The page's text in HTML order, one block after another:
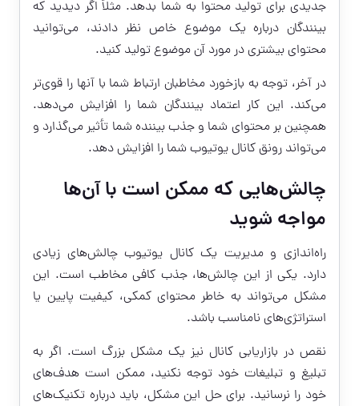
جدیدی برای تولید محتوا به شما بدهد. مثلاً اگر دیدید که
بینندگان درباره یک موضوع خاص نظر دادند، می‌توانید
محتوای بیشتری در مورد آن موضوع تولید کنید.
در آخر، توجه به بازخورد مخاطبان ارتباط شما با آنها را قوی‌تر
می‌کند. این کار اعتماد بینندگان شما را افزایش می‌دهد.
همچنین بر محتوای شما و جذب بیننده شما تأثیر می‌گذارد و
می‌تواند رونق کانال یوتیوب شما را افزایش دهد.
چالش‌هایی که ممکن است با آن‌ها
مواجه شوید
راه‌اندازی و مدیریت یک کانال یوتیوب چالش‌های زیادی
دارد. یکی از این چالش‌ها، جذب کافی مخاطب است. این
مشکل می‌تواند به خاطر محتوای کمکی، کیفیت پایین یا
استراتژی‌های نامناسب باشد.
نقص در بازاریابی کانال نیز یک مشکل بزرگ است. اگر به
تبلیغ و تبلیغات خود توجه نکنید، ممکن است هدف‌های
خود را نرسانید. برای حل این مشکل، باید درباره تکنیک‌های